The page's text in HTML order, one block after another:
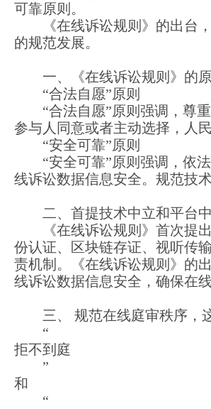
可靠原则。
《在线诉讼规则》的出台
的规范发展。
一、《在线诉讼规则》的
“合法自愿”原则
“合法自愿”原则强调，尊
参与人同意或者主动选择，人
“安全可靠”原则
“安全可靠”原则强调，依
线诉讼数据信息安全。规范技
二、首提技术中立和平台
《在线诉讼规则》首次提
份认证、区块链存证、视听传
责机制。《在线诉讼规则》的
线诉讼数据信息安全，确保在
三、 规范在线庭审秩序，
“
拒不到庭
”
和
“